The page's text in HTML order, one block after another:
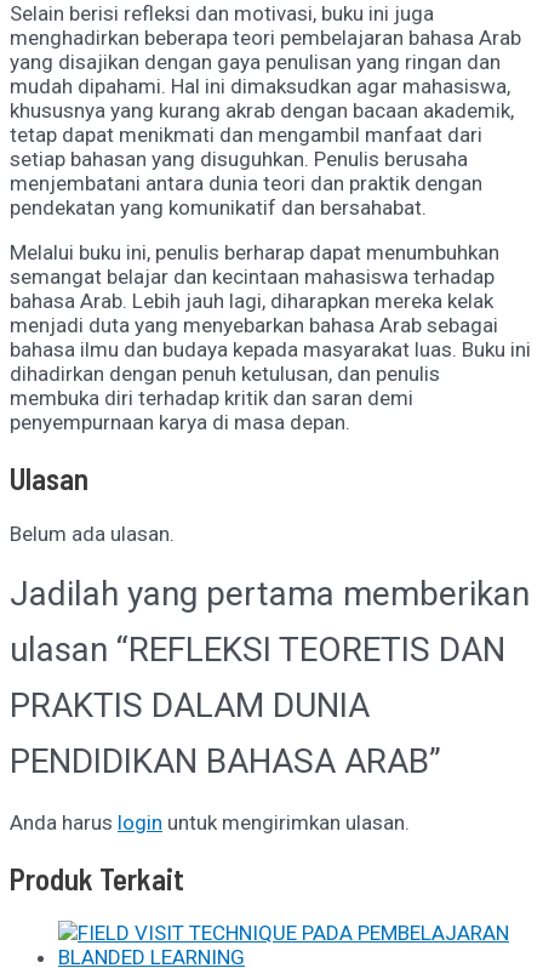
Selain berisi refleksi dan motivasi, buku ini juga
menghadirkan beberapa teori pembelajaran bahasa Arab
yang disajikan dengan gaya penulisan yang ringan dan
mudah dipahami. Hal ini dimaksudkan agar mahasiswa,
khususnya yang kurang akrab dengan bacaan akademik,
tetap dapat menikmati dan mengambil manfaat dari
setiap bahasan yang disuguhkan. Penulis berusaha
menjembatani antara dunia teori dan praktik dengan
pendekatan yang komunikatif dan bersahabat.
Melalui buku ini, penulis berharap dapat menumbuhkan
semangat belajar dan kecintaan mahasiswa terhadap
bahasa Arab. Lebih jauh lagi, diharapkan mereka kelak
menjadi duta yang menyebarkan bahasa Arab sebagai
bahasa ilmu dan budaya kepada masyarakat luas. Buku ini
dihadirkan dengan penuh ketulusan, dan penulis
membuka diri terhadap kritik dan saran demi
penyempurnaan karya di masa depan.
Ulasan
Belum ada ulasan.
Jadilah yang pertama memberikan
ulasan “REFLEKSI TEORETIS DAN
PRAKTIS DALAM DUNIA
PENDIDIKAN BAHASA ARAB”
Anda harus login untuk mengirimkan ulasan.
Produk Terkait